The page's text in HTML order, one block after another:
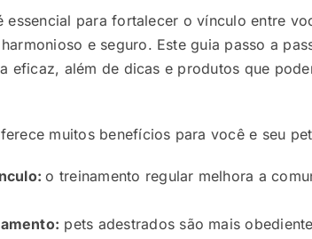
essencial para fortalecer o vínculo entre
e seguro. Este guia passo a
eficaz, além de dicas e produtos que
muitos benefícios para você e seu
o treinamento regular melhora a
pets adestrados são mais